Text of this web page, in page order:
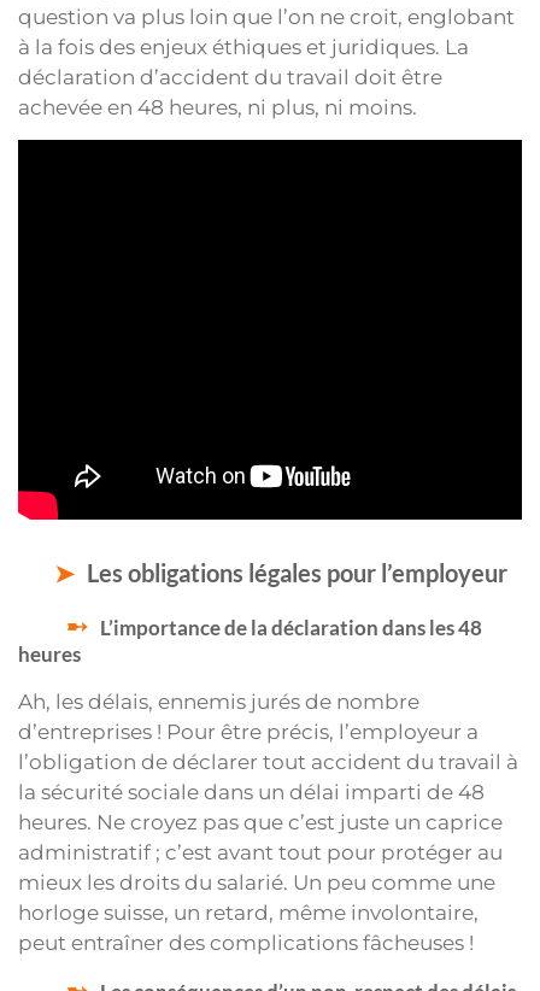
question va plus loin que l’on ne croit, englobant
à la fois des enjeux éthiques et juridiques. La
déclaration d’accident du travail doit être
achevée en 48 heures, ni plus, ni moins.
Les obligations légales pour l’employeur
L’importance de la déclaration dans les 48
heures
Ah, les délais, ennemis jurés de nombre
d’entreprises ! Pour être précis, l’employeur a
l’obligation de déclarer tout accident du travail à
la sécurité sociale dans un délai imparti de 48
heures. Ne croyez pas que c’est juste un caprice
administratif ; c’est avant tout pour protéger au
mieux les droits du salarié. Un peu comme une
horloge suisse, un retard, même involontaire,
peut entraîner des complications fâcheuses !